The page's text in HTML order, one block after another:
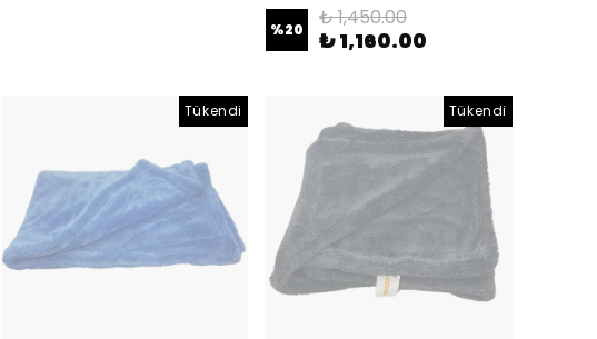
%20 ₺ 1,450.00
₺ 1,160.00
Tükendi Tükendi